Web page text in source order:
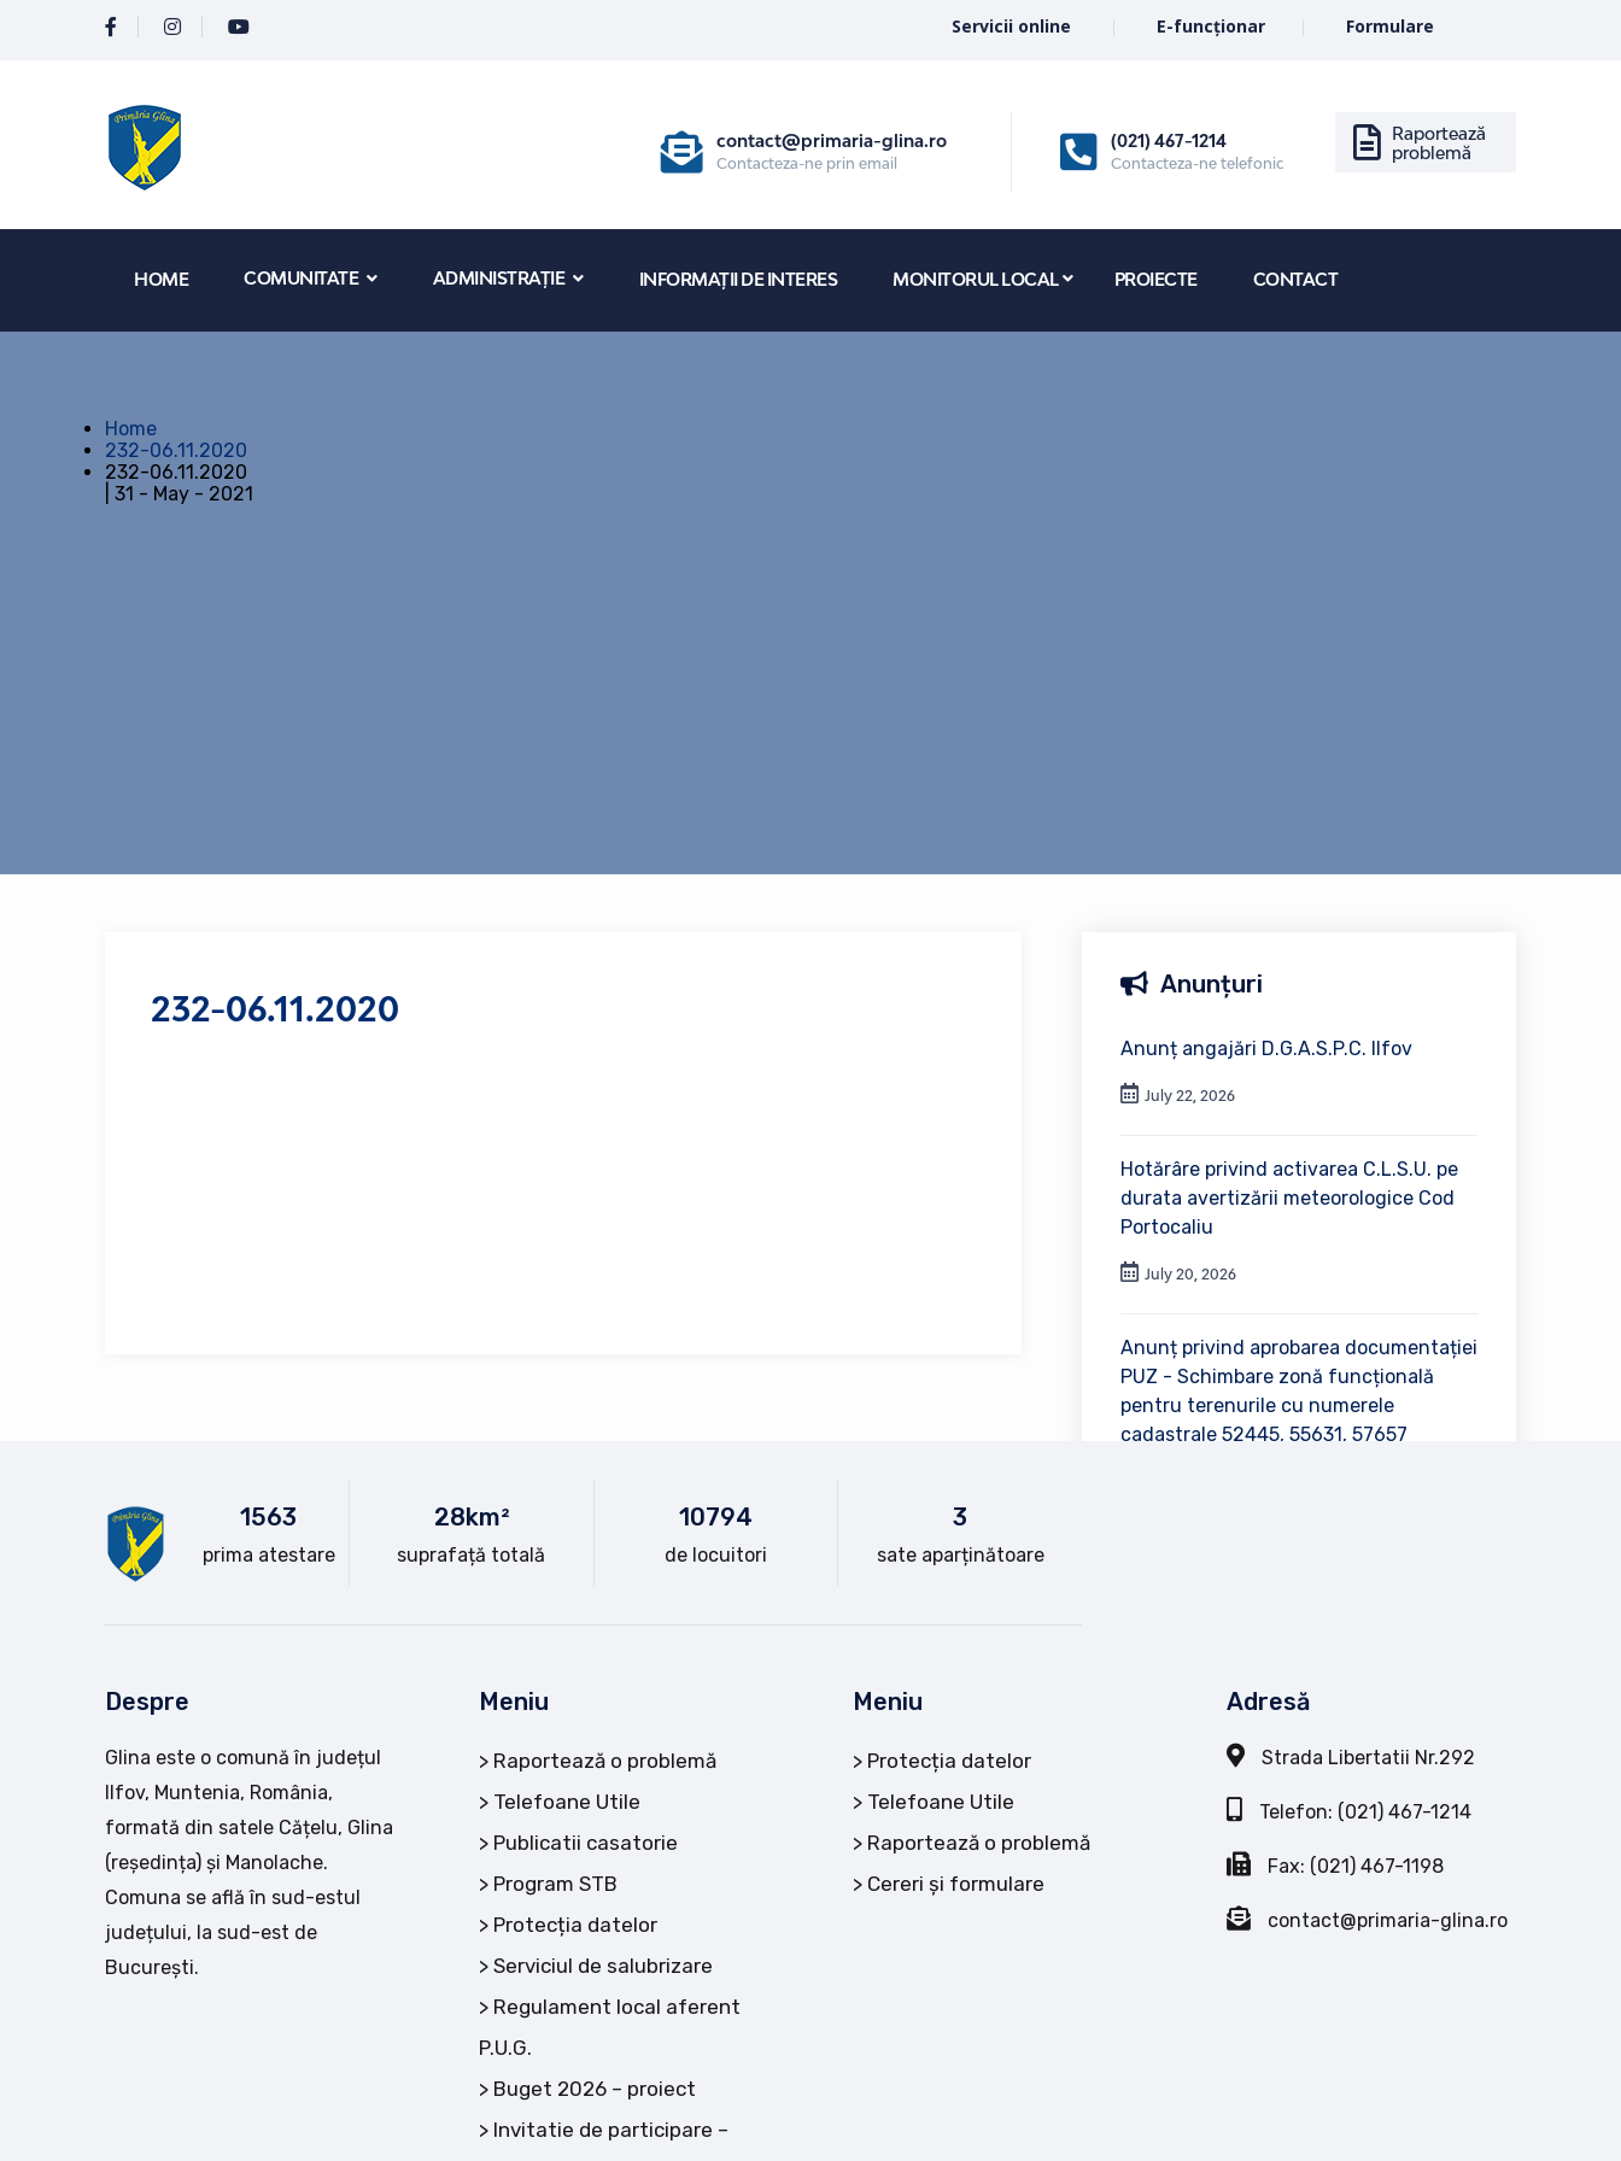
Servicii online E-funcționar Formulare
contact@primaria-glina.ro
Contacteza-ne prin email
(021) 467-1214
Contacteza-ne telefonic
Raportează
problemă
HOME COMUNITATE ADMINISTRAȚIE INFORMAȚII DE INTERES MONITORUL LOCAL PROIECTE CONTACT
Home
232-06.11.2020
232-06.11.2020
| 31 - May - 2021
232-06.11.2020
Anunțuri
Anunț angajări D.G.A.S.P.C. Ilfov
July 22, 2026
Hotărâre privind activarea C.L.S.U. pe
durata avertizării meteorologice Cod
Portocaliu
July 20, 2026
Anunț privind aprobarea documentației
PUZ - Schimbare zonă funcțională
pentru terenurile cu numerele
cadastrale 52445, 55631, 57657
1563
prima atestare
28km²
suprafață totală
10794
de locuitori
3
sate aparținătoare
Despre
Glina este o comună în județul
Ilfov, Muntenia, România,
formată din satele Cățelu, Glina
(reședința) și Manolache.
Comuna se află în sud-estul
județului, la sud-est de
București.
Meniu
Raportează o problemă
Telefoane Utile
Publicatii casatorie
Program STB
Protecția datelor
Serviciul de salubrizare
Regulament local aferent
P.U.G.
Buget 2026 – proiect
Invitatie de participare –
Meniu
Protecția datelor
Telefoane Utile
Raportează o problemă
Cereri și formulare
Adresă
Strada Libertatii Nr.292
Telefon: (021) 467-1214
Fax: (021) 467-1198
contact@primaria-glina.ro